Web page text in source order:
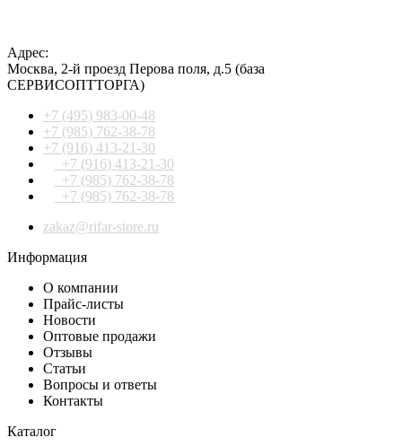
Адрес:
Москва, 2-й проезд Перова поля, д.5 (база
СЕРВИСОПТТОРГА)
+7 (495) 983-00-48
+7 (985) 762-38-78
+7 (916) 413-21-30
+7 (916) 413-21-30
+7 (985) 762-38-78
+7 (985) 762-38-78
zakaz@rifar-store.ru
Информация
О компании
Прайс-листы
Новости
Оптовые продажи
Отзывы
Статьи
Вопросы и ответы
Контакты
Каталог